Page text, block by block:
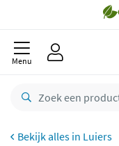
Menu
Luiers